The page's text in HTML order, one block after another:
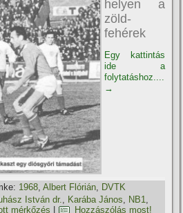
helyen a
zöld-
fehérek
Egy kattintás
ide a
folytatáshoz....
→
1968 ,Albert Flórián
DVTK
István dr. Karába János NB1
mérkőzés Hozzászólás most!